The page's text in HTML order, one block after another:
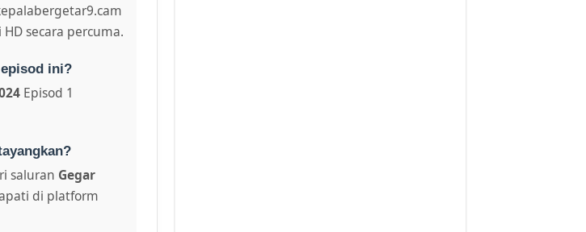
secara percuma.
ini?
Episod 1
saluran Gegar
di platform